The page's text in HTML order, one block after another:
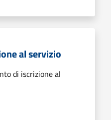
al servizio
di iscrizione al